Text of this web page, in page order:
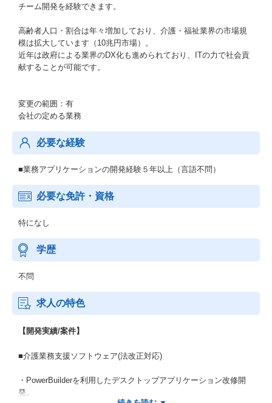
チーム開発を経験できます。
高齢者人口・割合は年々増加しており、介護・福祉業界の市場規
模は拡大しています（10兆円市場）。
近年は政府による業界のDX化も進められており、ITの力で社会貢
献することが可能です。
変更の範囲：有
会社の定める業務
必要な経験
■業務アプリケーションの開発経験５年以上（言語不問）
必要な免許・資格
特になし
学歴
不問
求人の特色
【開発実績/案件】
■介護業務支援ソフトウェア(法改正対応)
・PowerBuilderを利用したデスクトップアプリケーション改修開
発。